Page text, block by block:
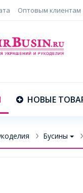
Оптовым клиентам
НОВЫЕ
Бусины